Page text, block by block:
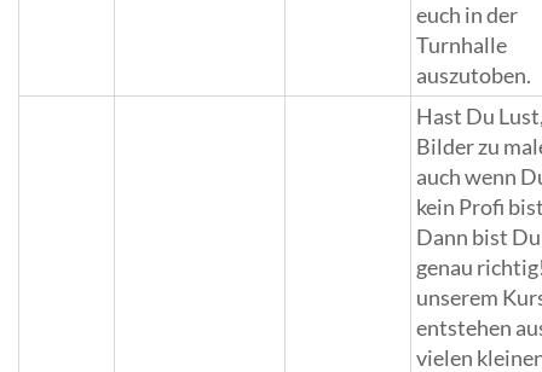
euch in der
Turnhalle
auszutoben.
Hast Du
Bilder zu
auch wenn
kein Profi
Dann bist
genau
unserem
entstehen
vielen